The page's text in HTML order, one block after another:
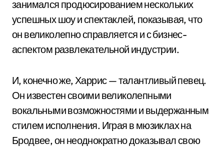
занимался продюсированием нескольких
успешных шоу и спектаклей, показывая, что
он великолепно справляется и с бизнес-
аспектом развлекательной индустрии.
И, конечно же, Харрис — талантливый певец.
Он известен своими великолепными
вокальными возможностями и выдержанным
стилем исполнения. Играя в мюзиклах на
Бродвее, он неоднократно доказывал свою